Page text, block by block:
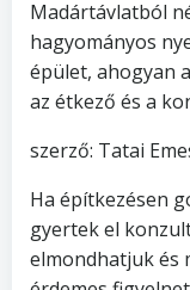
Madártávlatból
hagyományos
épület, ahogyan
az étkező és a
szerző: Tatai
Ha építkezésen
gyertek el
elmondhatjuk és